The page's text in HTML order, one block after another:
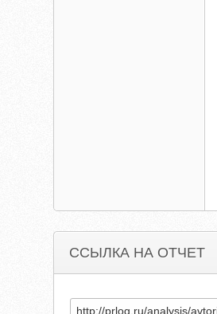
ССЫЛКА НА ОТЧЕТ